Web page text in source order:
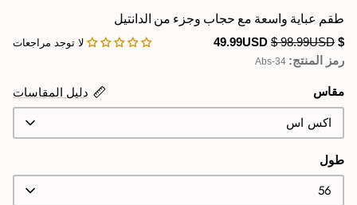
Swimwear
طقم عباية واسعة مع حجاب وجزء من الدانتيل
$ 49.99USD
$ 98.99USD لا توجد مراجعات
رمز المنتج: Abs-34
دليل المقاسات مقاس
اكس اس
طول
56